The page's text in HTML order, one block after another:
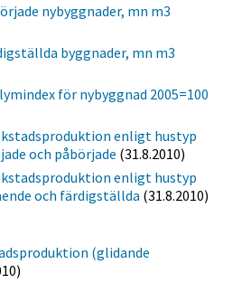
nybyggnader, mn m3
byggnader, mn m3
för nybyggnad 2005=100
enligt hustyp
och påbörjade (31.8.2010)
enligt hustyp
och färdigställda (31.8.2010)
(glidande